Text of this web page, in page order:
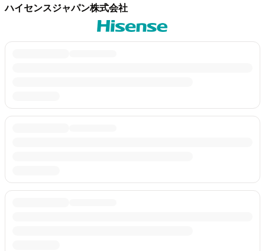
ハイセンスジャパン株式会社